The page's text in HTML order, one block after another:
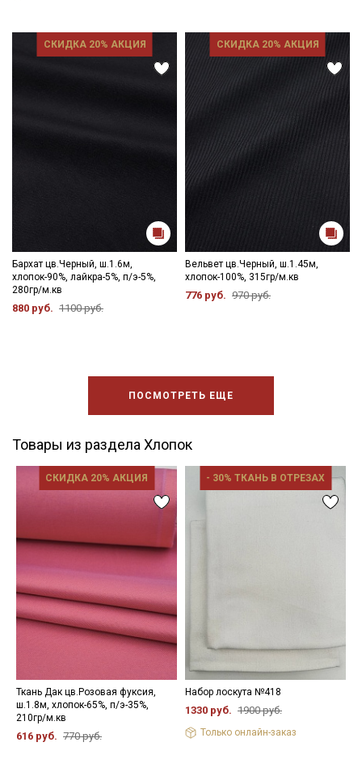
СКИДКА 20% АКЦИЯ
Бархат цв.Черный, ш.1.6м,
хлопок-90%, лайкра-5%, п/э-5%,
280гр/м.кв
880 руб. 1100 руб.
СКИДКА 20% АКЦИЯ
Вельвет цв.Черный, ш.1.45м,
хлопок-100%, 315гр/м.кв
776 руб. 970 руб.
ПОСМОТРЕТЬ ЕЩЕ
Товары из раздела Хлопок
СКИДКА 20% АКЦИЯ
Ткань Дак цв.Розовая фуксия,
ш.1.8м, хлопок-65%, п/э-35%,
210гр/м.кв
616 руб. 770 руб.
- 30% ТКАНЬ В ОТРЕЗАХ
Набор лоскута №418
1330 руб. 1900 руб.
Только онлайн-заказ